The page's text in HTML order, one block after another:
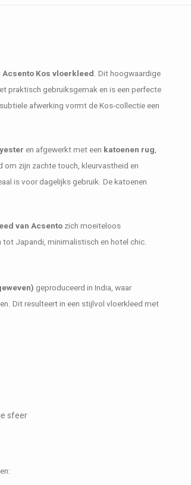
Acsento Kos vloerkleed. Dit hoogwaardige
praktisch gebruiksgemak en is een perfecte
afwerking vormt de Kos-collectie een
en afgewerkt met een katoenen rug,
zijn zachte touch, kleurvastheid en
is voor dagelijks gebruik. De katoenen
van Acsentozich moeiteloos
Japandi, minimalistisch en hotel chic.
geproduceerd in India, waar
Dit resulteert in een stijlvol vloerkleed met
sfeer